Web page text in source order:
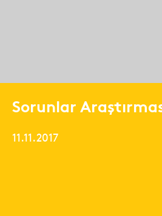
Sorunlar
11.11.2017